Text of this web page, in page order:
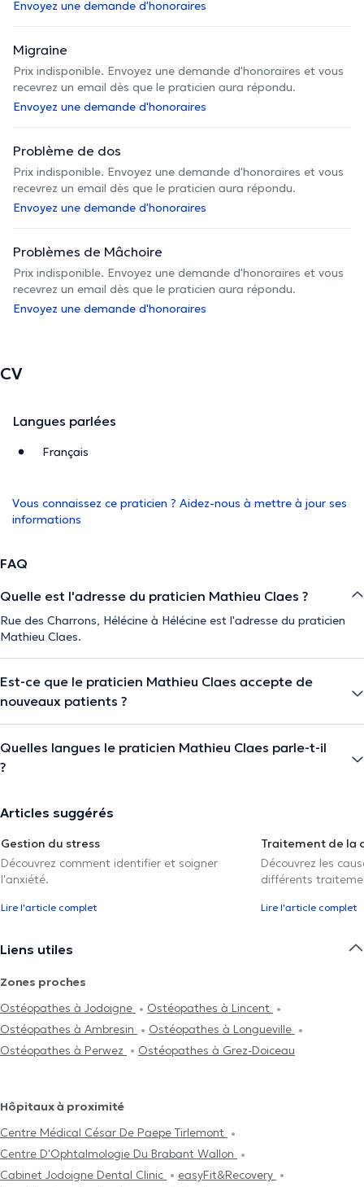
Envoyez une demande d'honoraires
Migraine
Prix indisponible. Envoyez une demande d'honoraires et vous
recevrez un email dès que le praticien aura répondu.
Envoyez une demande d'honoraires
Problème de dos
Prix indisponible. Envoyez une demande d'honoraires et vous
recevrez un email dès que le praticien aura répondu.
Envoyez une demande d'honoraires
Problèmes de Mâchoire
Prix indisponible. Envoyez une demande d'honoraires et vous
recevrez un email dès que le praticien aura répondu.
Envoyez une demande d'honoraires
CV
Langues parlées
Français
Vous connaissez ce praticien ? Aidez-nous à mettre à jour ses
informations
FAQ
Quelle est l'adresse du praticien Mathieu Claes ?
Rue des Charrons, Hélécine à Hélécine est l'adresse du praticien
Mathieu Claes.
Est-ce que le praticien Mathieu Claes accepte de
nouveaux patients ?
Quelles langues le praticien Mathieu Claes parle-t-il
?
Articles suggérés
Gestion du stress
Découvrez comment identifier et soigner
l'anxiété.
Lire l'article complet
Traitement de la
Découvrez les
différents
Lire l'article complet
Liens utiles
Zones proches
Ostéopathes à Jodoigne
Ostéopathes à Lincent
Ostéopathes à Ambresin
Ostéopathes à Longueville
Ostéopathes à Perwez
Ostéopathes à Grez-Doiceau
Hôpitaux à proximité
Centre Médical César De Paepe Tirlemont
Centre D'Ophtalmologie Du Brabant Wallon
Cabinet Jodoigne Dental Clinic
easyFit&Recovery